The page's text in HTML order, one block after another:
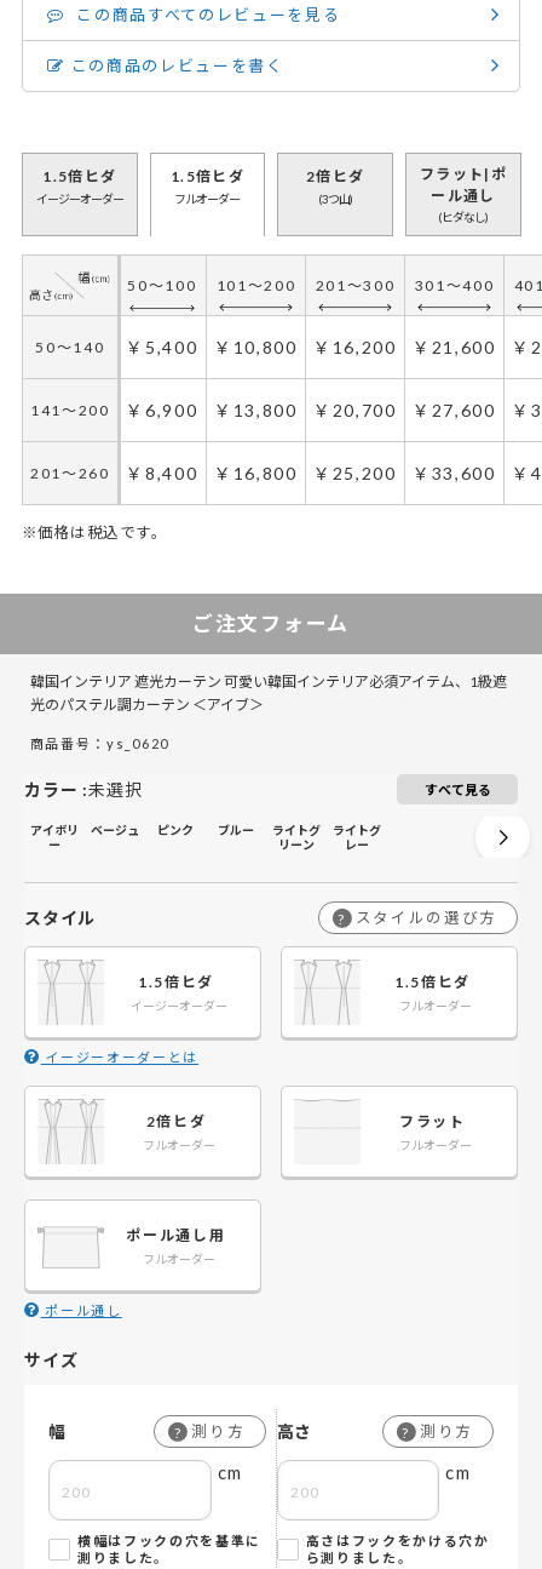
この商品すべてのレビューを見る
この商品のレビューを書く
1.5倍ヒダ
イージーオーダー
1.5倍ヒダ
フルオーダー
50～100 101～200 201～300 301～400
50～140 ￥5,400 ￥10,800 ￥16,200 ￥21,600 ￥
141～200 ￥6,900 ￥13,800 ￥20,700 ￥27,600 ￥
201～260 ￥8,400 ￥16,800 ￥25,200 ￥33,600 ￥
※価格は税込です。
2倍ヒダ
(3つ山)
141～200 ￥10,350 ￥20,700
フラット|ポ
ール通し
(ヒダなし)
141～200 ￥6,900 ￥13,800
ご注文フォーム
韓国インテリア 遮光カーテン 可愛い韓国インテリア必須アイテム、1級遮
光のパステル調カーテン ＜アイブ＞
商品番号：ys_0620
カラー :未選択 すべて見る
アイボリ
ー
ベージュ ピンク ブルー
ライトグ
リーン
ライトグ
レー
スタイル ? スタイルの選び方
1.5倍ヒダ
イージーオーダー
イージーオーダーとは
1.5倍ヒダ
フルオーダー
2倍ヒダ
フルオーダー
フラット
フルオーダー
ポール通し用
フルオーダー
ポール通し
サイズ
幅 ? 測り方
cm
横幅はフックの穴を基準に
測りました。
高さ ? 測り方
cm
高さはフックをかける穴か
ら測りました。